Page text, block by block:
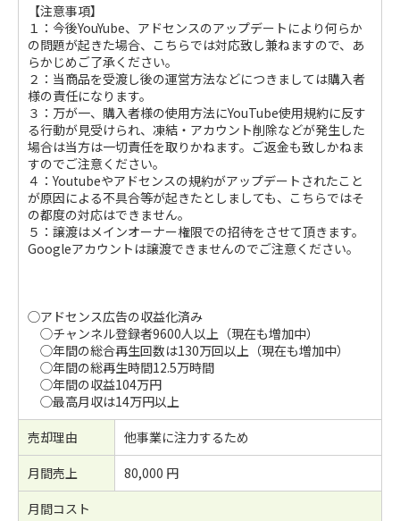
【注意事項】
１：今後YouYube、アドセンスのアップデートにより何らか
の問題が起きた場合、こちらでは対応致し兼ねますので、あ
らかじめご了承ください。
２：当商品を受渡し後の運営方法などにつきましては購入者
様の責任になります。
３：万が一、購入者様の使用方法にYouTube使用規約に反す
る行動が見受けられ、凍結・アカウント削除などが発生した
場合は当方は一切責任を取りかねます。ご返金も致しかねま
すのでご注意ください。
４：Youtubeやアドセンスの規約がアップデートされたこと
が原因による不具合等が起きたとしましても、こちらではそ
の都度の対応はできません。
５：譲渡はメインオーナー権限での招待をさせて頂きます。
Googleアカウントは譲渡できませんのでご注意ください。
◯アドセンス広告の収益化済み
◯チャンネル登録者9600人以上（現在も増加中）
◯年間の総合再生回数は130万回以上（現在も増加中）
◯年間の総再生時間12.5万時間
◯年間の収益104万円
◯最高月収は14万円以上
売却理由
他事業に注力するため
月間売上
80,000 円
月間コスト